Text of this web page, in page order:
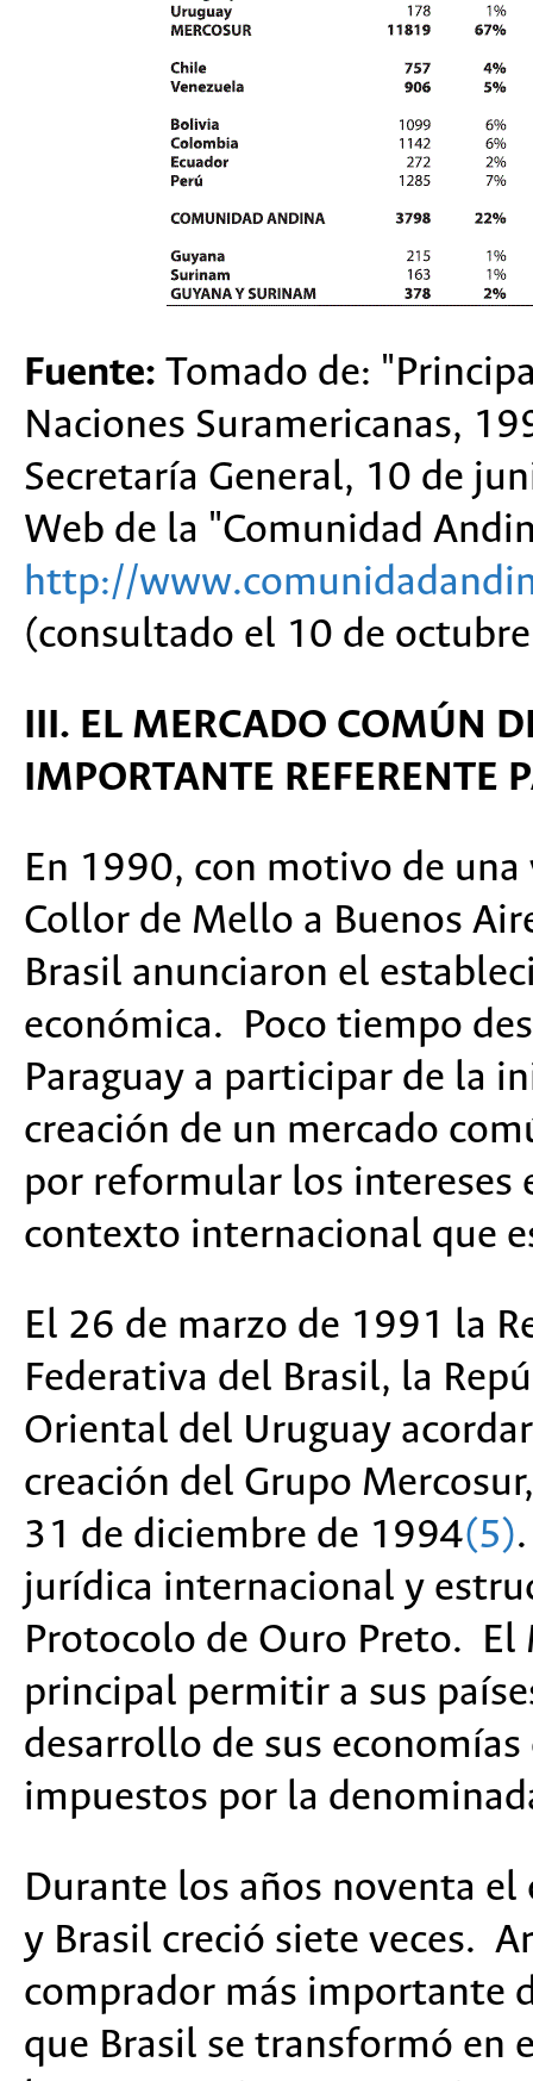
Fuente: Tomado de:
Naciones Suramericanas,
Secretaría General, 10 de
Web de la "Comunidad
http://
(consultado el 10 de
III. EL MERCADO COMÚN
IMPORTANTE REFERENTE
En 1990, con motivo de
Collor de Mello a Buenos
Brasil anunciaron el
económica. Poco tiempo
Paraguay a participar de la
creación de un mercado
por reformular los intereses
contexto internacional que
El 26 de marzo de 1991 la
Federativa del Brasil, la
Oriental del Uruguay
creación del Grupo
31 de diciembre de 1994(5)
jurídica internacional y
Protocolo de Ouro Preto.
principal permitir a sus
desarrollo de sus
impuestos por la
Durante los años noventa
y Brasil creció siete veces.
comprador más importante
que Brasil se transformó en